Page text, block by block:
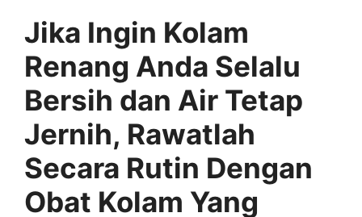
Jika Ingin Kolam
Renang Anda Selalu
Bersih dan Air Tetap
Jernih, Rawatlah
Secara Rutin Dengan
Obat Kolam Yang